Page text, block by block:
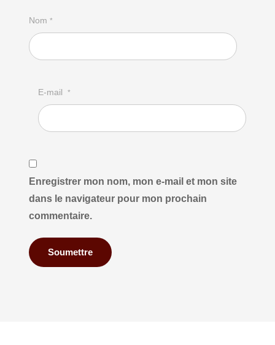
Nom *
E-mail *
Enregistrer mon nom, mon e-mail et mon site
dans le navigateur pour mon prochain
commentaire.